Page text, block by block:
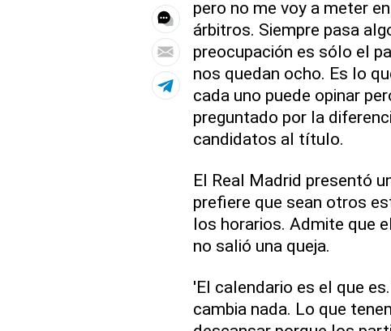
pero no me voy a meter
árbitros. Siempre pasa
preocupación es sólo el
nos quedan ocho. Es lo
cada uno puede opinar
preguntado por la
candidatos al título.
El Real Madrid presentó
prefiere que sean otros
los horarios. Admite que
no salió una queja.
'El calendario es el que
cambia nada. Lo que